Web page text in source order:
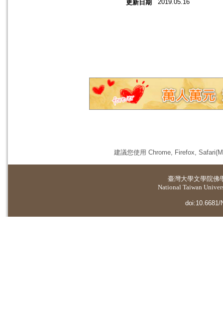
更新日期 2019.05.16
建議您使用 Chrome, Firefox,
臺灣大學文學院佛
National Taiwan
doi:10.6681/